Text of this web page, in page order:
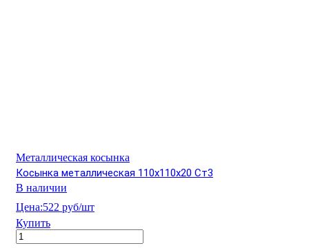
Металлическая косынка
Косынка металлическая 110х110х20 Ст3
В наличии
Цена:522 руб/шт
Купить